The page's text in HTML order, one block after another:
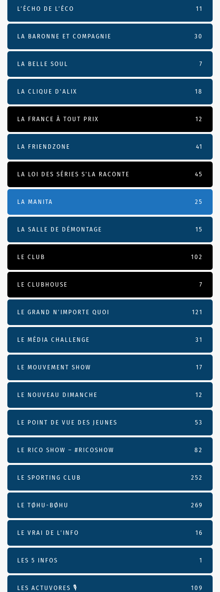
L’ÉCHO DE L’ÉCO 11
LA BARONNE ET COMPAGNIE 30
LA BELLE SOUL 7
LA CLIQUE D'ALIX 18
LA FRANCE À TOUT PRIX 12
LA FRIENDZONE 41
LA LOI DES SÉRIES S'LA RACONTE 45
LA MANITA 25
LA SALLE DE DÉMONTAGE 15
LE CLUB 102
LE CLUBHOUSE 7
LE GRAND N’IMPORTE QUOI 121
LE MÉDIA CHALLENGE 31
LE MOUVEMENT SHOW 17
LE NOUVEAU DIMANCHE 12
LE POINT DE VUE DES JEUNES 53
LE RICO SHOW – #RICOSHOW 82
LE SPORTING CLUB 252
LE TØHU-BØHU 269
LE VRAI DE L’INFO 16
LES 5 INFOS 1
LES ACTUVORES 🎙 109